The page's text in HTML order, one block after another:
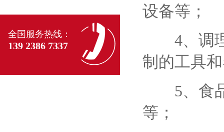
全国服务热线：
139 2386 7337
设备等；
4、调理
制的工具
5、食品
等；